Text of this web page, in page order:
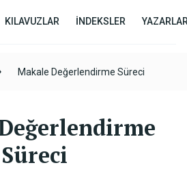
KILAVUZLAR İNDEKSLER
Makale Değerlendirme Süreci
Süreci